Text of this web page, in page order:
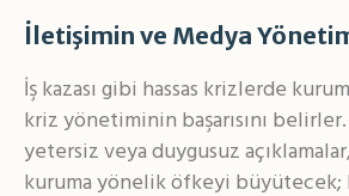
İletişimin ve Medya
İş kazası gibi hassas krizlerde
kriz yönetiminin başarısını
yetersiz veya duygusuz
kuruma yönelik öfkeyi büyütecek;